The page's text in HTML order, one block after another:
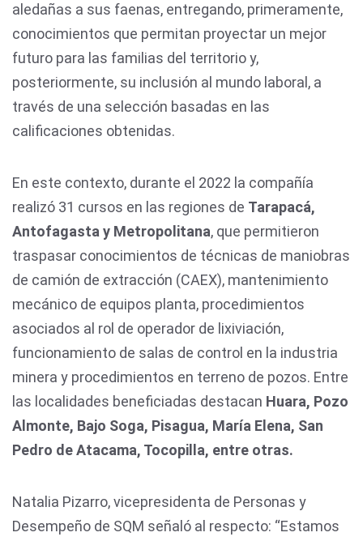
aledañas a sus faenas, entregando, primeramente,
conocimientos que permitan proyectar un mejor
futuro para las familias del territorio y,
posteriormente, su inclusión al mundo laboral, a
través de una selección basadas en las
calificaciones obtenidas.
En este contexto, durante el 2022 la compañía
realizó 31 cursos en las regiones de Tarapacá,
Antofagasta y Metropolitana, que permitieron
traspasar conocimientos de técnicas de maniobras
de camión de extracción (CAEX), mantenimiento
mecánico de equipos planta, procedimientos
asociados al rol de operador de lixiviación,
funcionamiento de salas de control en la industria
minera y procedimientos en terreno de pozos. Entre
las localidades beneficiadas destacan Huara, Pozo
Almonte, Bajo Soga, Pisagua, María Elena, San
Pedro de Atacama, Tocopilla, entre otras.
Natalia Pizarro, vicepresidenta de Personas y
Desempeño de SQM señaló al respecto: “Estamos